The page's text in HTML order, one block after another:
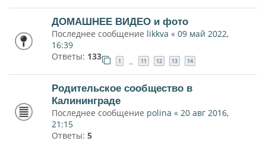
ДОМАШНЕЕ ВИДЕО и фото
Последнее сообщение likkva « 09 май 2022,
16:39
Ответы: 133 1 … 11 12 13 14
Родительское сообщество в
Калининграде
Последнее сообщение polina « 20 авг 2016,
21:15
Ответы: 5